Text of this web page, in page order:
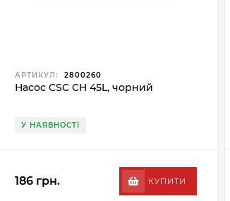
АРТИКУЛ: 2800260
Насос CSC CH 45L, чорний
У НАЯВНОСТІ
186 грн. КУПИТИ